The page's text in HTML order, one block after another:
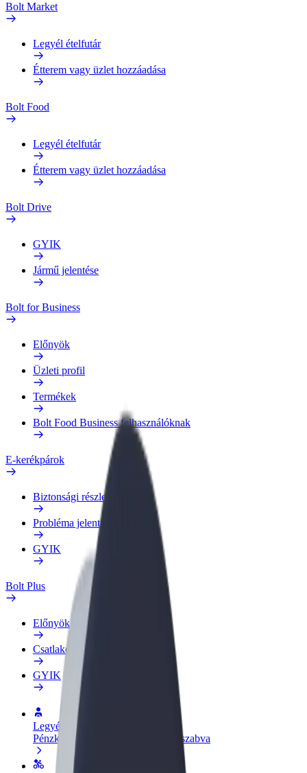
Bolt Market
Legyél ételfutár
Étterem vagy üzlet hozzáadása
Bolt Food
Legyél ételfutár
Étterem vagy üzlet hozzáadása
Bolt Drive
GYIK
Jármű jelentése
Bolt for Business
Előnyök
Üzleti profil
Termékek
Bolt Food Business felhasználóknak
E-kerékpárok
Biztonsági részleg
Probléma jelentése
GYIK
Bolt Plus
Előnyök
Csatlakozás
GYIK
Legyél sofőr
Pénzkereseti lehetőség igényeidre szabva